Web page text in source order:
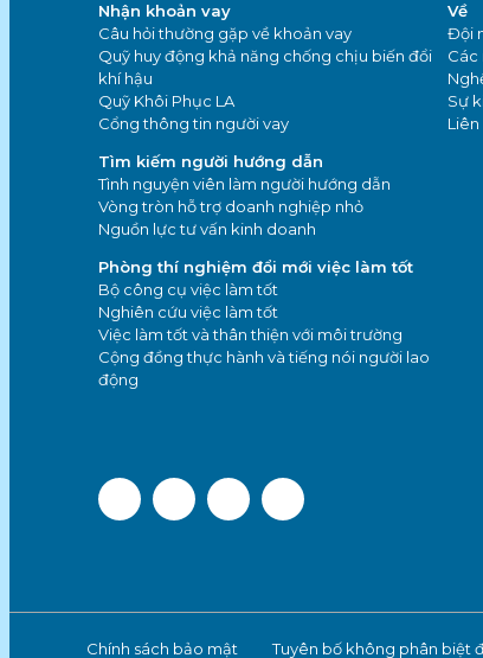
Nhận khoản vay
Câu hỏi thường gặp về khoản vay
Quỹ huy động khả năng chống chịu biến đổi
khí hậu
Quỹ Khôi Phục LA
Cổng thông tin người vay
Tìm kiếm người hướng dẫn
Tình nguyện viên làm người hướng dẫn
Vòng tròn hỗ trợ doanh nghiệp nhỏ
Nguồn lực tư vấn kinh doanh
Phòng thí nghiệm đổi mới việc làm tốt
Bộ công cụ việc làm tốt
Nghiên cứu việc làm tốt
Việc làm tốt và thân thiện với môi trường
Cộng đồng thực hành và tiếng nói người lao
động
Về
Đội
Các
Sự
Liên
Chính sách bảo mật Tuyên bố không phân biệt